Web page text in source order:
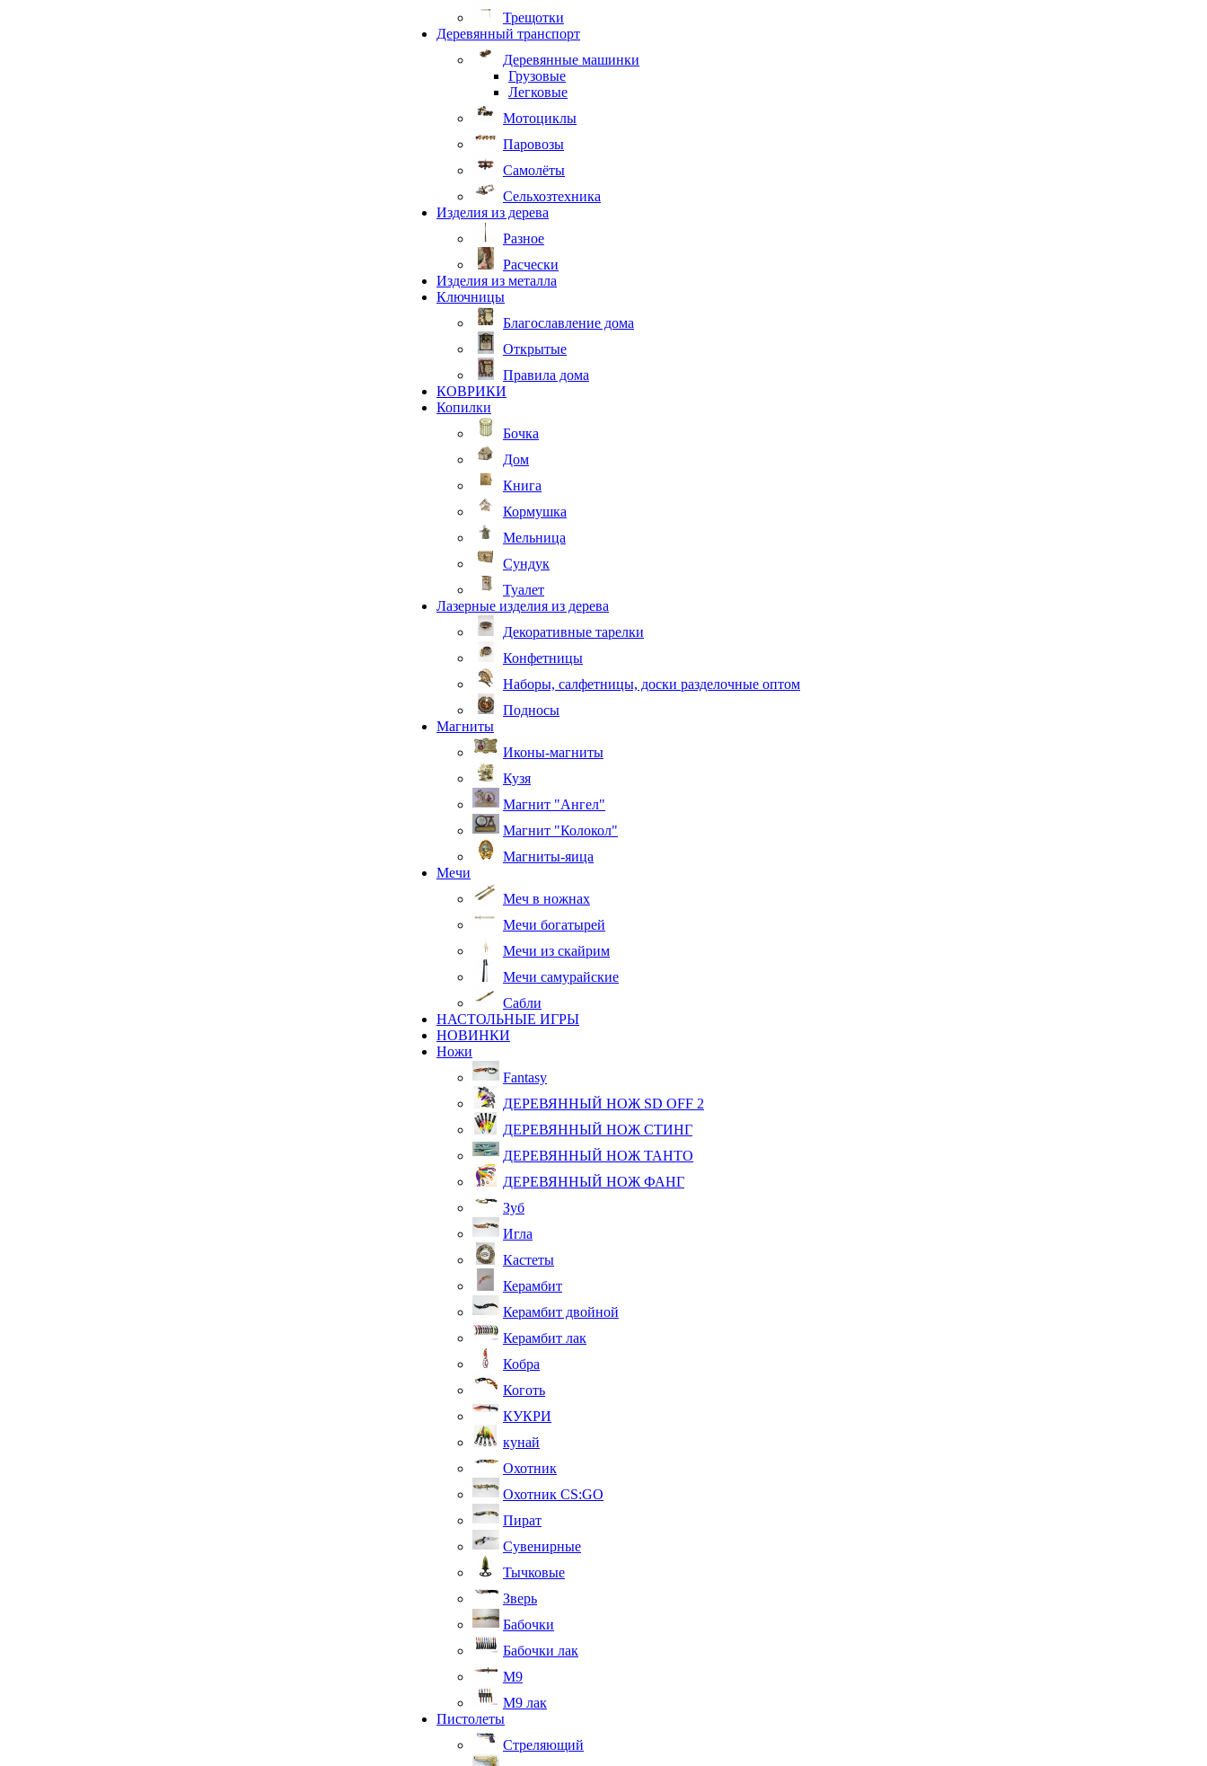
Трещотки
Деревянный транспорт
Деревянные машинки
Грузовые
Легковые
Мотоциклы
Паровозы
Самолёты
Сельхозтехника
Изделия из дерева
Разное
Расчески
Изделия из металла
Ключницы
Благославление дома
Открытые
Правила дома
КОВРИКИ
Копилки
Бочка
Дом
Книга
Кормушка
Мельница
Сундук
Туалет
Лазерные изделия из дерева
Декоративные тарелки
Конфетницы
Наборы, салфетницы, доски разделочные оптом
Подносы
Магниты
Иконы-магниты
Кузя
Магнит "Ангел"
Магнит "Колокол"
Магниты-яица
Мечи
Меч в ножнах
Мечи богатырей
Мечи из скайрим
Мечи самурайские
Сабли
НАСТОЛЬНЫЕ ИГРЫ
НОВИНКИ
Ножи
Fantasy
ДЕРЕВЯННЫЙ НОЖ SD OFF 2
ДЕРЕВЯННЫЙ НОЖ СТИНГ
ДЕРЕВЯННЫЙ НОЖ ТАНТО
ДЕРЕВЯННЫЙ НОЖ ФАНГ
Зуб
Игла
Кастеты
Керамбит
Керамбит двойной
Керамбит лак
Кобра
Коготь
КУКРИ
кунай
Охотник
Охотник CS:GO
Пират
Сувенирные
Тычковые
Зверь
Бабочки
Бабочки лак
М9
M9 лак
Пистолеты
Стреляющий